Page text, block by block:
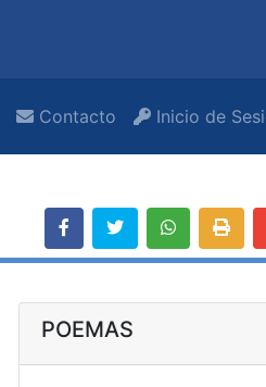
Contacto Inicio de
POEMAS